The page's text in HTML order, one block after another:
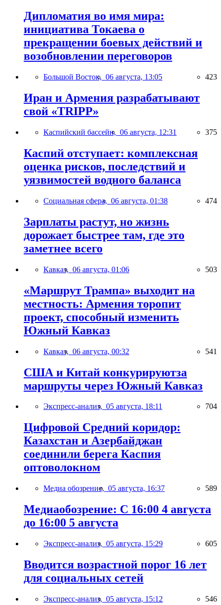
Дипломатия во имя мира:
инициатива Токаева о
прекращении боевых действий и
возобновлении переговоров
Большой Восток, 06 августа, 13:05 423
Иран и Армения разрабатывают
свой «TRIPP»
Каспийский бассейн, 06 августа, 12:31 375
Каспий отступает: комплексная
оценка рисков, последствий и
уязвимостей водного баланса
Социальная сфера, 06 августа, 01:38 474
Зарплаты растут, но жизнь
дорожает быстрее там, где это
заметнее всего
Кавказ, 06 августа, 01:06 503
«Маршрут Трампа» выходит на
местность: Армения торопит
проект, способный изменить
Южный Кавказ
Кавказ, 06 августа, 00:32 541
США и Китай конкурируютза
маршруты через Южный Кавказ
Экспресс-анализ, 05 августа, 18:11 704
Цифровой Средний коридор:
Казахстан и Азербайджан
соединили берега Каспия
оптоволокном
Медиа обозрение, 05 августа, 16:37 589
Медиаобозрение: С 16:00 4 августа
до 16:00 5 августа
Экспресс-анализ, 05 августа, 15:29 605
Вводится возрастной порог 16 лет
для социальных сетей
Экспресс-анализ, 05 августа, 15:12 546